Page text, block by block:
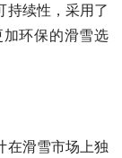
持续性，采用了
环保的滑雪选
在滑雪市场上独